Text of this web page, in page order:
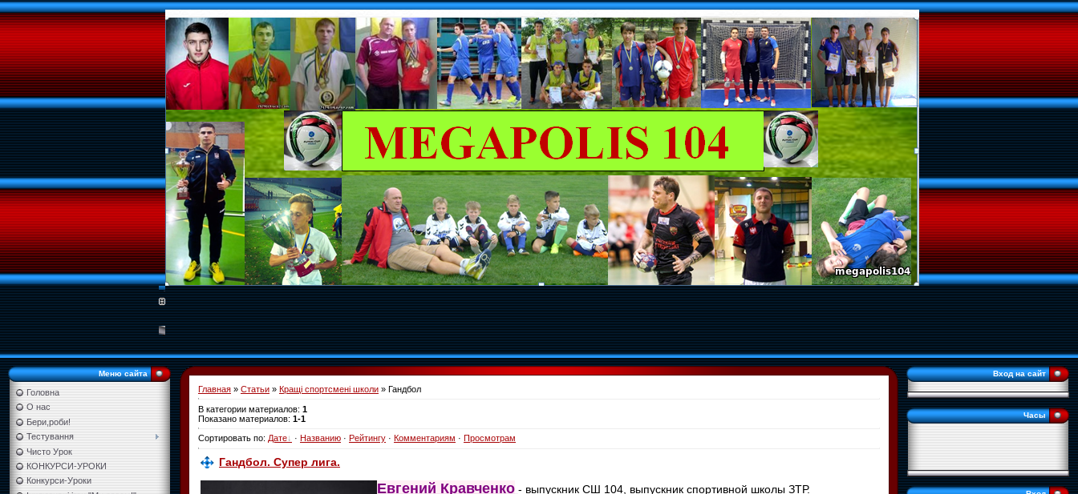
Меню сайта
Головна
О нас
Бери,роби!
Тестування
Чисто Урок
КОНКУРСИ-УРОКИ
Конкурси-Уроки
Главная » Статьи » Кращі спортсмені школи » Гандбол
В категории материалов: 1
Показано материалов: 1-1
Сортировать по: Дате · Названию · Рейтингу · Комментариям · Просмотрам
Гандбол. Супер лига.
Евгений Кравченко - выпускник СШ 104, выпускник спортивной школы ЗТР.
Вход на сайт
Часы